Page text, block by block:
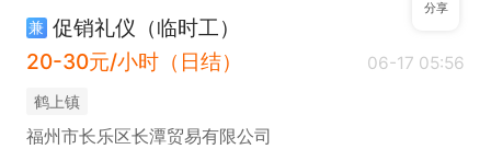
兼 促销礼仪（临时工）
20-30元/小时（日结）
06-17 05:56
​鹤上镇
福州市长乐区长潭贸易有限公司
分享